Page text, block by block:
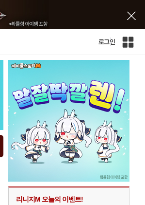
로그인
인
트
리니지M 오늘의 이벤트!